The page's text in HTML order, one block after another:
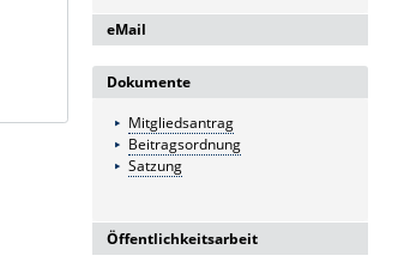
eMail
FFUMMD@med.ovgu.de
Dokumente
Mitgliedsantrag
Beitragsordnung
Satzung
Öffentlichkeitsarbeit